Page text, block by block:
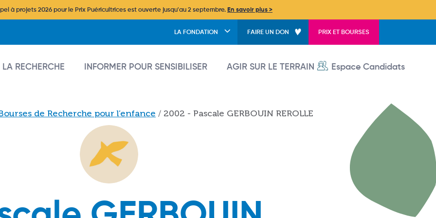
à projets 2026 pour le Prix Puéricultrices est ouverte jusqu'au 2 septembre. En savoir plus >
LA FONDATION FAIRE UN DON PRIX ET BOURSES
LA RECHERCHE INFORMER POUR SENSIBILISER AGIR SUR LE TERRAIN User account menu
Espace Candidats
de Recherche pour l’enfance 2002 - Pascale GERBOUIN REROLLE